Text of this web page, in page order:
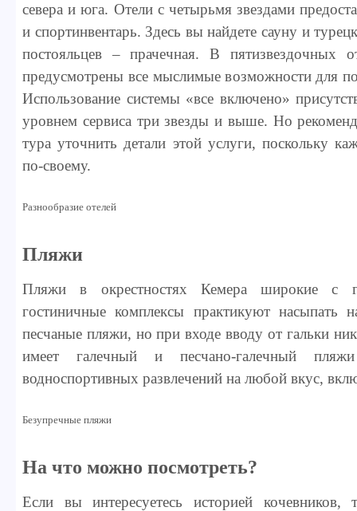
севера и юга. Отели с четырьмя звездами
и спортинвентарь. Здесь вы найдете сауну и
постояльцев – прачечная. В пятизвездочных
предусмотрены все мыслимые возможности для
Использование системы «все включено»
уровнем сервиса три звезды и выше. Но
тура уточнить детали этой услуги, поскольку
по-своему.
Разнообразие отелей
Пляжи
Пляжи в окрестностях Кемера широкие с
гостиничные комплексы практикуют насыпать
песчаные пляжи, но при входе вводу от гальки
имеет галечный и песчано-галечный
водноспортивных развлечений на любой вкус,
Безупречные пляжи
На что можно посмотреть?
Если вы интересуетесь историей